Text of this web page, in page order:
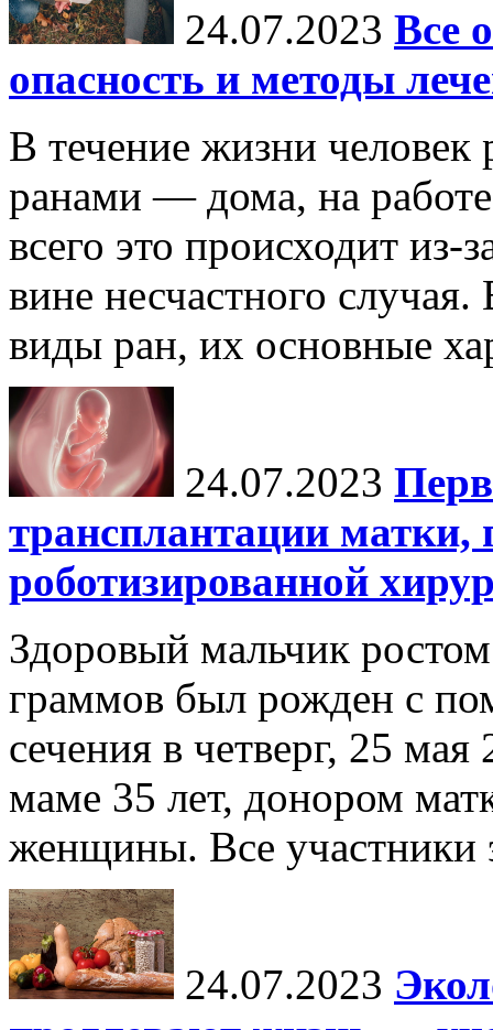
24.07.2023 Все
опасность и методы
В течение жизни человек
ранами — дома, на
всего это происходит из-
вине несчастного
виды ран, их основные
24.07.2023
трансплантации
роботизированной
Здоровый мальчик
граммов был рожден с
сечения в четверг, 25
маме 35 лет, донором
женщины. Все участники
24.07.2023